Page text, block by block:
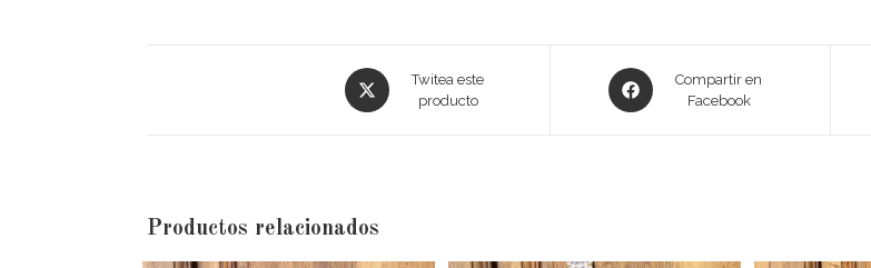
Twitea este
producto
Compartir en
Facebook
Productos relacionados